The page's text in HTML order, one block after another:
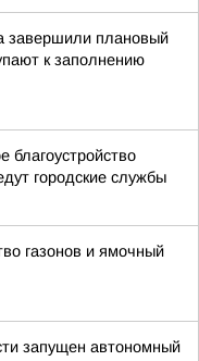
завершили плановый
к заполнению
благоустройство
городские службы
газонов и ямочный
запущен автономный